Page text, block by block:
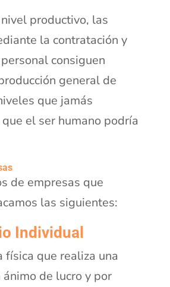
productivo, las
la contratación y
consiguen
general de
que jamás
el ser humano podría
de empresas que
las siguientes:
Individual
física que realiza una
de lucro y por